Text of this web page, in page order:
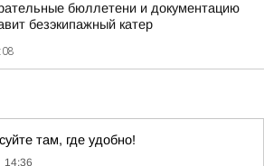
бюллетени и документацию
безэкипажный катер
там, где удобно!
14:36